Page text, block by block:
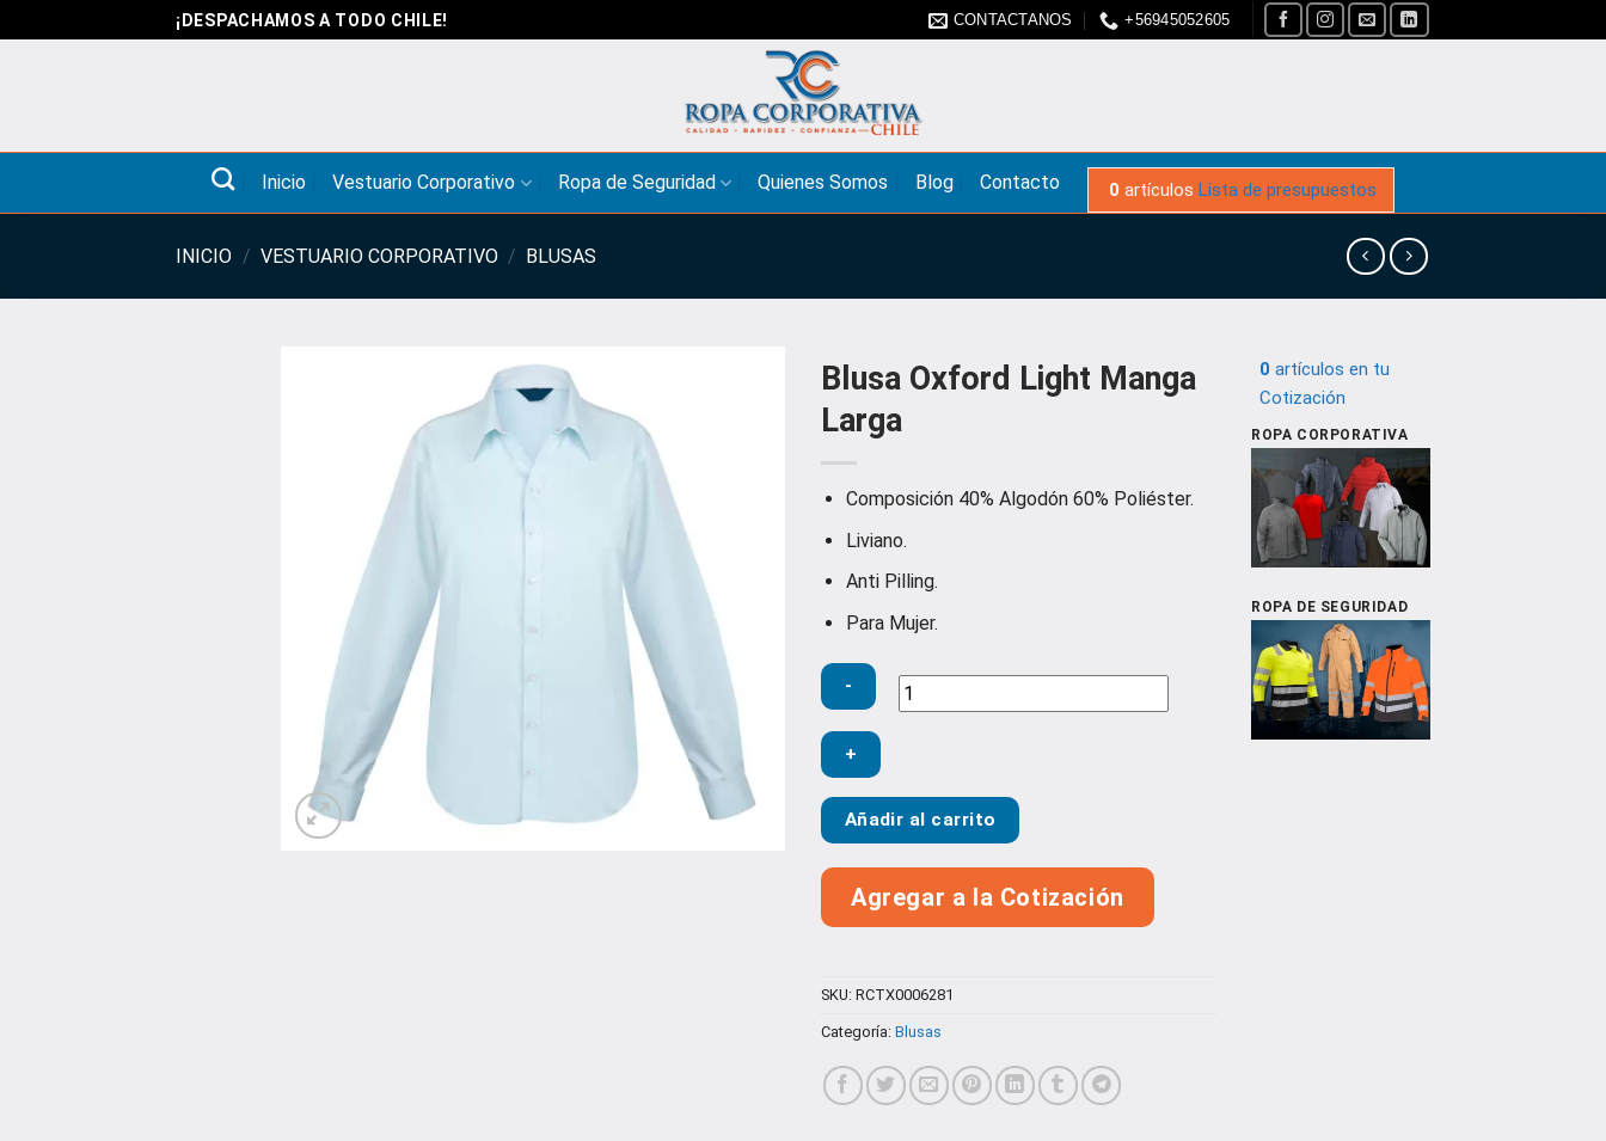
al
¡DESPACHAMOS A TODO CHILE! CONTACTANOS +56945052605
Inicio Vestuario Corporativo Ropa de Seguridad Quienes Somos Blog Contacto 0 artículos Lista de presupuestos
INICIO / VESTUARIO CORPORATIVO / BLUSAS
Blusa Oxford Light Manga
Larga
Composición 40% Algodón 60% Poliéster.
Liviano.
Anti Pilling.
Para Mujer.
Blusa
Oxford
Light
Manga
cantidad
Añadir al carrito
Agregar a la Cotización
SKU: RCTX0006281
Categoría: Blusas
0 artículos en tu
Cotización
ROPA CORPORATIVA
ROPA DE SEGURIDAD